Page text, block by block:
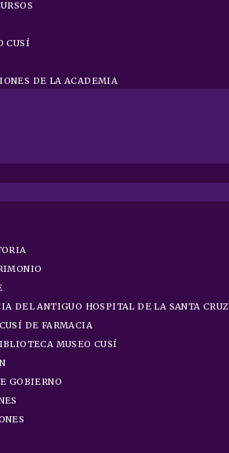
CUSÍ
DE LA ACADEMIA
DEL ANTIGUO HOSPITAL DE LA SANTA CRUZ
DE FARMACIA
MUSEO CUSÍ
GOBIERNO